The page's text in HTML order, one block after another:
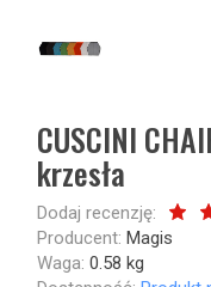
CUSCINI
krzesła
Dodaj recenzję:
Producent: Magis
Waga: 0.58 kg